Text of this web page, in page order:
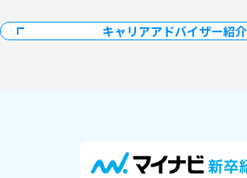
キャリアアドバイザー紹